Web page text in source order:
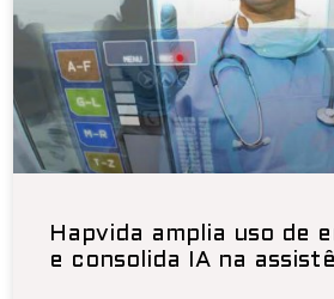
Hapvida amplia uso de
e consolida IA na